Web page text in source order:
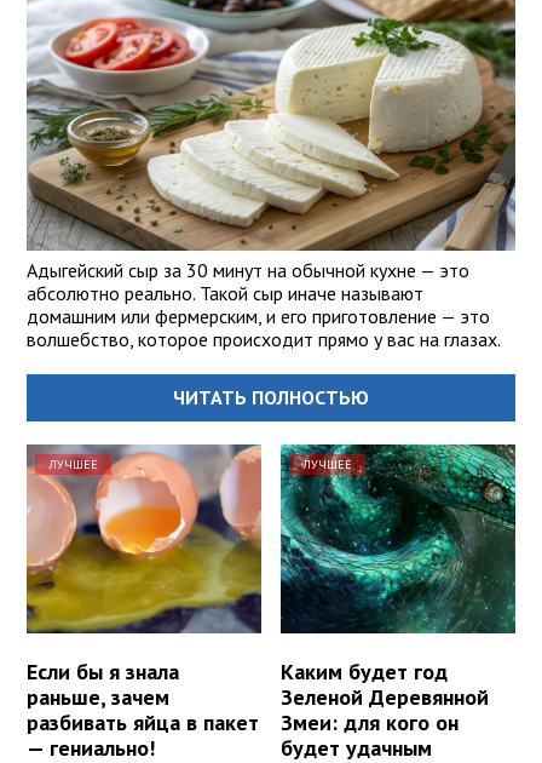
Адыгейский сыр за 30 минут на обычной кухне — это
абсолютно реально. Такой сыр иначе называют
домашним или фермерским, и его приготовление — это
волшебство, которое происходит прямо у вас на глазах.
ЧИТАТЬ ПОЛНОСТЬЮ
ЛУЧШЕЕ
Если бы я знала
раньше, зачем
разбивать яйца в пакет
— гениально!
ЛУЧШЕЕ
Каким будет год
Зеленой Деревянной
Змеи: для кого он
будет удачным